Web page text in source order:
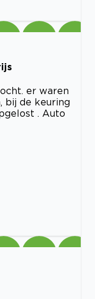
er waren
bij de keuring
. Auto